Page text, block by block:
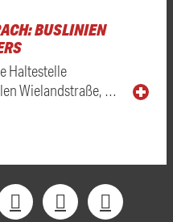
BUSLINIEN
Haltestelle
Wielandstraße, …